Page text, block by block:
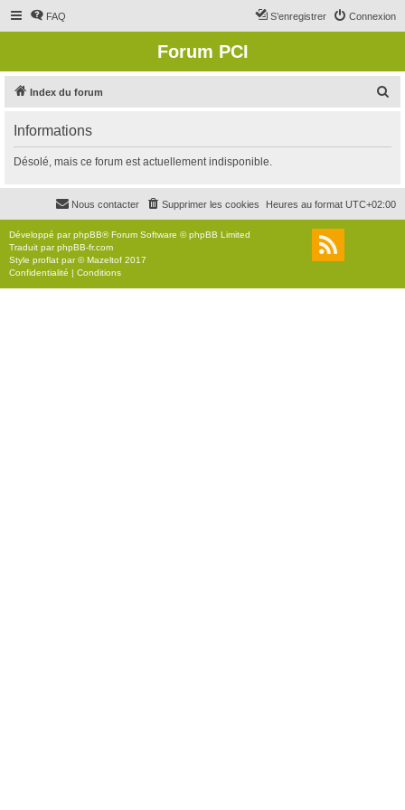
FAQ Connexion
S’enregistrer
Forum PCI
Index du forum
r
c
r
Informations
Désolé, mais ce forum est actuellement indisponible.
Heures au format UTC+02:00
Supprimer les cookies
Nous contacter
Développé parphpBB® Forum Software © phpBB Limited
Traduit parphpBB-fr.com
Style proflat par ©Mazeltof 2017
Confidentialité | Conditions